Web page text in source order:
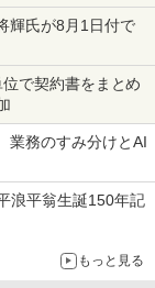
輝氏が8月1日付で
で契約書をまとめ
務のすみ分けとAI
浪平翁生誕150年記
もっと見る